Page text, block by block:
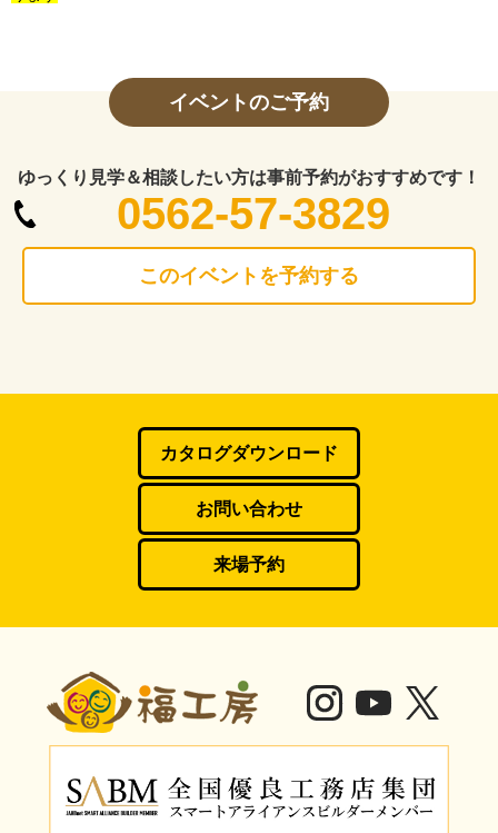
イベントのご予約
ゆっくり見学＆相談したい方は事前予約がおすすめです！
0562-57-3829
このイベントを予約する
カタログダウンロード
お問い合わせ
来場予約